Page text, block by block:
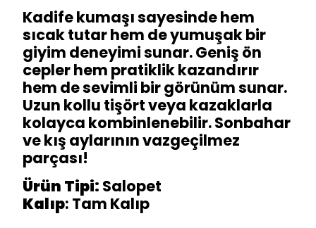
Kadife kumaşı sayesinde hem
sıcak tutar hem de yumuşak bir
giyim deneyimi sunar. Geniş ön
cepler hem pratiklik kazandırır
hem de sevimli bir görünüm sunar.
Uzun kollu tişört veya kazaklarla
kolayca kombinlenebilir. Sonbahar
ve kış aylarının vazgeçilmez
parçası!
Ürün Tipi: Salopet
Kalıp: Tam Kalıp